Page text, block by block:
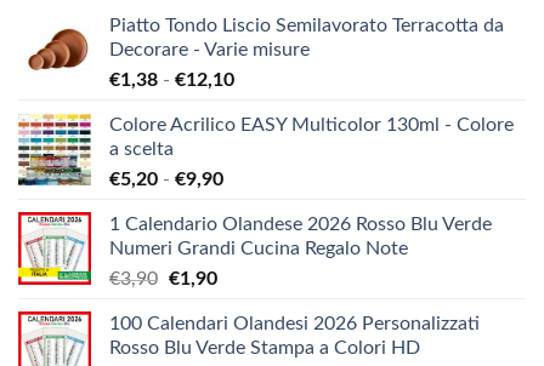
Piatto Tondo Liscio Semilavorato Terracotta da
Decorare - Varie misure
€1,38 - €12,10Fascia
prezzo:
€12,10
Colore Acrilico EASY Multicolor 130ml - Colore
a scelta
€5,20 - €9,90Fascia
prezzo:
da
€9,90
1 Calendario Olandese 2026 Rosso Blu Verde
Numeri Grandi Cucina Regalo Note
€3,90 Il
originale
era:
€1,90Il
attuale
è:
100 Calendari Olandesi 2026 Personalizzati
Rosso Blu Verde Stampa a Colori HD